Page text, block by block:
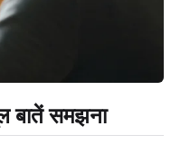
बातें समझना